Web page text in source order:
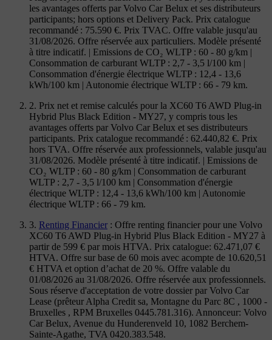
les avantages offerts par Volvo Car Belux et ses distributeurs
participants; hors options et Delivery Pack. Prix catalogue
recommandé : 75.590 €. Prix TVAC. Offre valable jusqu'au
31/08/2026. Offre réservée aux particuliers. Modèle présenté
à titre indicatif. | Emissions de CO₂ WLTP : 60 - 80 g/km |
Consommation de carburant WLTP : 2,7 - 3,5 l/100 km |
Consommation d'énergie électrique WLTP : 12,4 - 13,6
kWh/100 km | Autonomie électrique WLTP : 66 - 79 km.
2. Prix net et remise calculés pour la XC60 T6 AWD Plug-in
Hybrid Plus Black Edition - MY27, y compris tous les
avantages offerts par Volvo Car Belux et ses distributeurs
participants. Prix catalogue recommandé : 62.440,82 €. Prix
hors TVA. Offre réservée aux professionnels, valable jusqu'au
31/08/2026. Modèle présenté à titre indicatif. | Emissions de
CO₂ WLTP : 60 - 80 g/km | Consommation de carburant
WLTP : 2,7 - 3,5 l/100 km | Consommation d'énergie
électrique WLTP : 12,4 - 13,6 kWh/100 km | Autonomie
électrique WLTP : 66 - 79 km.
3. Renting Financier : Offre renting financier pour une Volvo
XC60 T6 AWD Plug-in Hybrid Plus Black Edition - MY27 à
partir de 599 € par mois HTVA. Prix catalogue: 62.471,07 €
HTVA. Offre sur base de 60 mois avec acompte de 10.620,51
€ HTVA et option d’achat de 20 %. Offre valable du
01/08/2026 au 31/08/2026. Offre réservée aux professionnels.
Sous réserve d'acceptation de votre dossier par Volvo Car
Lease (prêteur Alpha Credit sa, Montagne du Parc 8C , 1000 -
Bruxelles , RPM Bruxelles 0445.781.316). Annonceur: Volvo
Car Belux, Avenue du Hunderenveld 10, 1082 Berchem-
Sainte-Agathe, TVA 0420.383.548.